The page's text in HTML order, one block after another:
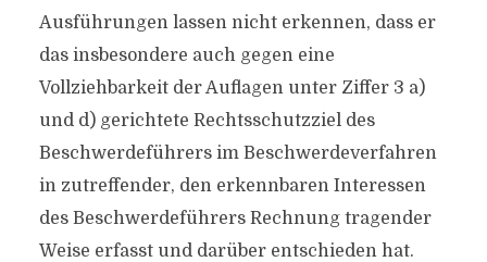
Ausführungen lassen nicht erkennen, dass er
das insbesondere auch gegen eine
Vollziehbarkeit der Auflagen unter Ziffer 3 a)
und d) gerichtete Rechtsschutzziel des
Beschwerdeführers im Beschwerdeverfahren
in zutreffender, den erkennbaren Interessen
des Beschwerdeführers Rechnung tragender
Weise erfasst und darüber entschieden hat.